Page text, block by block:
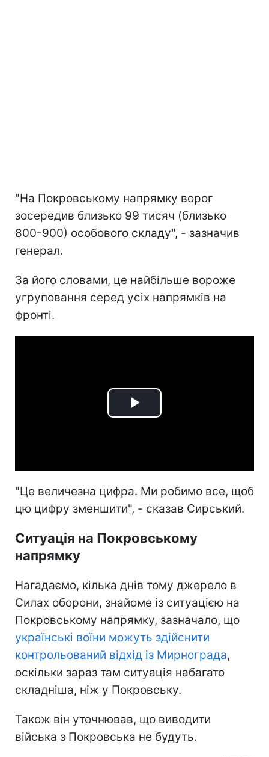
"На Покровському напрямку ворог
зосередив близько 99 тисяч (близько
800-900) особового складу", - зазначив
генерал.
За його словами, це найбільше вороже
угруповання серед усіх напрямків на
фронті.
Play
"Це величезна цифра. Ми робимо все, щоб
цю цифру зменшити", - сказав Сирський.
Ситуація на Покровському
напрямку
Нагадаємо, кілька днів тому джерело в
Силах оборони, знайоме із ситуацією на
Покровському напрямку, зазначало, що
українські воїни можуть здійснити
контрольований відхід із Мирнограда,
оскільки зараз там ситуація набагато
складніша, ніж у Покровську.
Також він уточнював, що виводити
війська з Покровська не будуть.